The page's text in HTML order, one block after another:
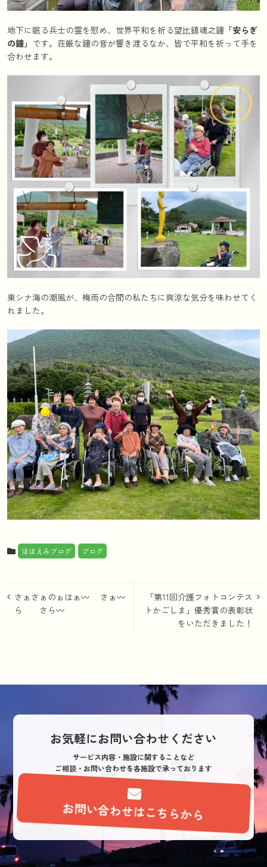
地下に眠る兵士の霊を慰め、世界平和を祈る望比鎮魂之鐘 「安らぎ
の鐘」 です。荘厳な鐘の音が響き渡るなか、皆で平和を祈って手を
合わせます。
東シナ海の潮風が、梅雨の合間の私たちに爽涼な気分を味わせてく
れました。
ほほえみブログ ブログ
投
稿
ー
「第11回介護フォトコンテス
トかごしま」優秀賞の表彰状
をいただきました！
さぁさぁのぉはぁ〰︎ さぁ〰︎
ら さら〰︎
お気軽にお問い合わせください
サービス内容・施設に関することなど
ご相談・お問い合わせを各施設で承っております
お問い合わせはこちらから